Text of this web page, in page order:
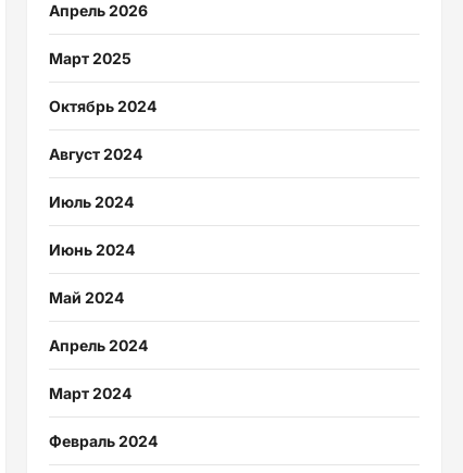
Апрель 2026
Март 2025
Октябрь 2024
Август 2024
Июль 2024
Июнь 2024
Май 2024
Апрель 2024
Март 2024
Февраль 2024